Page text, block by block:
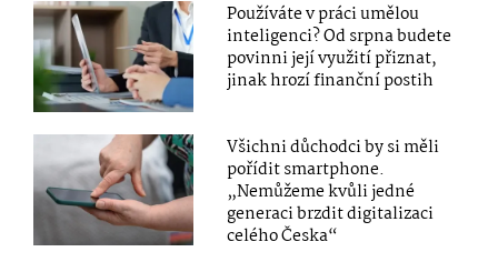
Používáte v práci umělou
inteligenci? Od srpna budete
povinni její využití přiznat,
jinak hrozí finanční postih
Všichni důchodci by si měli
pořídit smartphone.
„Nemůžeme kvůli jedné
generaci brzdit digitalizaci
celého Česka“